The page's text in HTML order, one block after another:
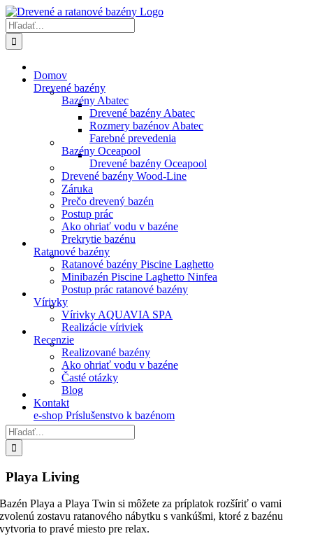
Skip
to
content
Hľadať:
Domov
Drevené bazény
Bazény Abatec
Drevené bazény Abatec
Rozmery bazénov Abatec
Farebné prevedenia
Bazény Oceapool
Drevené bazény Oceapool
Drevené bazény Wood-Line
Záruka
Prečo drevený bazén
Postup prác
Ako ohriať vodu v bazéne
Prekrytie bazénu
Ratanové bazény
Ratanové bazény Piscine Laghetto
Minibazén Piscine Laghetto Ninfea
Postup prác ratanové bazény
Vírivky
Vírivky AQUAVIA SPA
Realizácie víriviek
Recenzie
Realizované bazény
Ako ohriať vodu v bazéne
Časté otázky
Blog
Kontakt
e-shop Príslušenstvo k bazénom
Hľadať:
Playa Living
Bazén Playa a Playa Twin si môžete za príplatok rozšíriť o vami
zvolenú zostavu ratanového nábytku s vankúšmi, ktoré z bazénu
vytvoria to pravé miesto pre relax.